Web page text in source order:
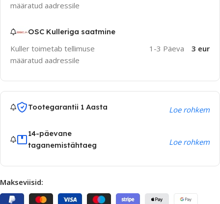
määratud aadressile
OSC Kulleriga saatmine
Kuller toimetab tellimuse
määratud aadressile
1-3 Päeva 3 eur
Tootegarantii 1 Aasta Loe rohkem
14-päevane
taganemistähtaeg
Loe rohkem
Makseviisid: